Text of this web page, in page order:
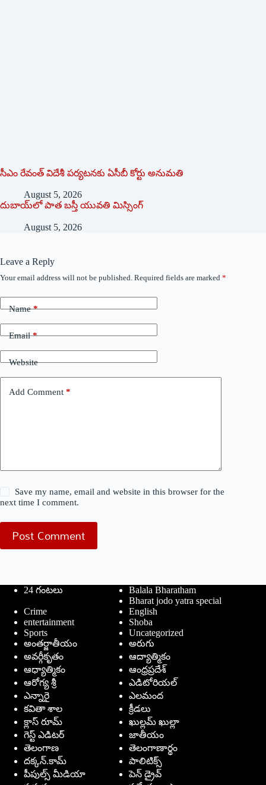
సీఎం రేవంత్ విదేశీ పర్యటనకు ఏసీబీ కోర్టు అనుమతి
August 5, 2026
దుబాయ్‌లో పాత బ‌స్తీ యువతి మిస్సింగ్
August 5, 2026
Leave a Reply
Your email address will not be published. Required fields are marked *
Name*
Email*
Website
Add Comment *
Save my name, email and website in this browser for the
next time I comment.
Post Comment
24 గంటలు
Balala Bharatham
Bharat jodo yatra special
Crime
English
entertainment
Shoba
Sports
Uncategorized
అంతర్జాతీయం
అరుగు
అవర్గీకృతం
ఆద్యాత్మికం
ఆధ్యాత్మికం
ఆంధ్రప్రదేశ్
ఆరోగ్య శ్రీ
ఎడిటోరియల్
ఎన్నారై
ఎలమంద
కవితా శాల
క్రీడలు
క్లాస్ రూమ్
ఖుల్లమ్ ఖుల్లా
గెస్ట్ ఎడిటర్
జాతీయం
తెలంగాణ
తెలంగాణార్థం
దక్కన్.కామ్
పాలిటిక్స్
పీపుల్స్ ‌మీడియా
పెన్ డ్రైవ్